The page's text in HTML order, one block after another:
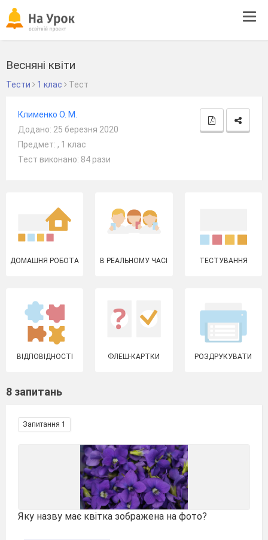
Весняні квіти
Тести 1 клас Тест
Клименко О. М.
Додано: 25 березня 2020
Предмет: , 1 клас
Тест виконано: 84 рази
ДОМАШНЯ РОБОТА В РЕАЛЬНОМУ ЧАСІ ТЕСТУВАННЯ
ВІДПОВІДНОСТІ ФЛЕШ-КАРТКИ РОЗДРУКУВАТИ
8 запитань
Запитання 1
Яку назву має квітка зображена на фото?